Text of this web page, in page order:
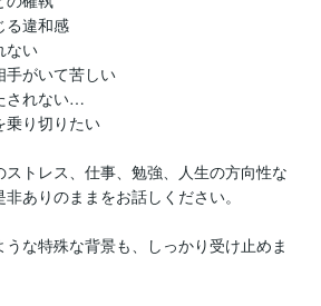
る違和感
ない
手がいて苦しい
されない…
乗り切りたい
トレス、仕事、勉強、人生の方向性な
ありのままをお話しください。
な特殊な背景も、しっかり受け止めま